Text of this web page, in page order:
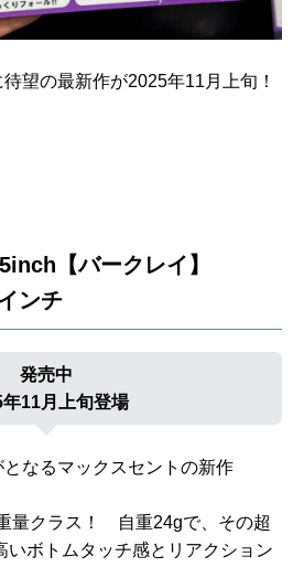
望の最新作が2025年11月上旬！
【バークレイ】
ンチ
発売中
11月上旬登場
なるマックスセントの新作
量クラス！ 自重24gで、その超
いボトムタッチ感とリアクション